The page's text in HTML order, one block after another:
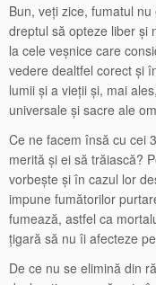
Bun, veți zice, fumatul
dreptul să opteze liber și
la cele veșnice care
vedere dealtfel corect și
lumii și a vieții și, mai
universale și sacre ale
Ce ne facem însă cu cei
merită și ei să trăiască?
vorbește și în cazul lor
impune fumătorilor
fumează, astfel ca
țigară să nu îi afecteze
De ce nu se elimină din